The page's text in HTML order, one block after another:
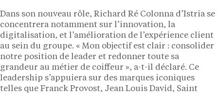
Dans son nouveau rôle, Richard Ré Colonna d’Istria se
concentrera notamment sur l’innovation, la
digitalisation, et l’amélioration de l’expérience client
au sein du groupe. « Mon objectif est clair : consolider
notre position de leader et redonner toute sa
grandeur au métier de coiffeur », a-t-il déclaré. Ce
leadership s’appuiera sur des marques iconiques
telles que Franck Provost, Jean Louis David, Saint